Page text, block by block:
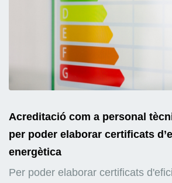
Acreditació com a personal
per poder elaborar certificats
energètica
Per poder elaborar certificats